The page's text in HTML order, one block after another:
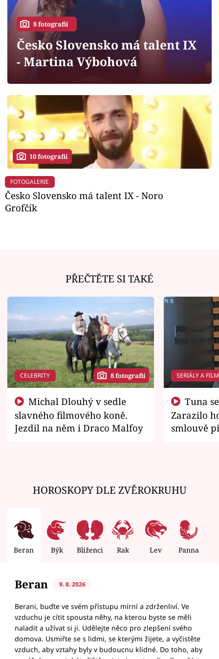
Sledujte prima+
Filmový festival Karlovy Vary
Mámy sobě
Přihlášení
Sledujte nás
8 fotografií
Česko Slovensko má talent IX
- Martina Výbohová
10 fotografií
FOTOGALERIE
Česko Slovensko má talent IX - Noro
Grofčík
PŘEČTĚTE SI TAKÉ
CELEBRITY 8 fotografií
slavného filmového koně.
Jezdil na něm i Draco Malfoy
SERIÁLY A
Zarazilo
smlouvě
HOROSKOPY DLE ZVĚROKRUHU
Beran Býk Blíženci Rak Lev Panna
Beran 9. 8. 2026
Berani, buďte ve svém přístupu mírní a zdrženliví. Ve
vzduchu je cítit spousta něhy, na kterou byste se měli
naladit a užívat si ji. Udělejte něco pro zlepšení svého
domova. Usmiřte se s lidmi, se kterými žijete, a vyčistěte
vzduch, aby vztahy byly v budoucnu klidné. Do toho, aby